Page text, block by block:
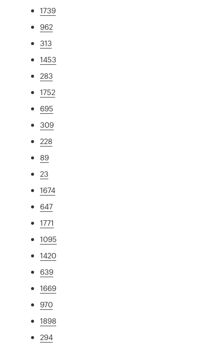
1739
962
313
1453
283
1752
695
309
228
89
23
1674
647
1771
1095
1420
639
1669
970
1898
294